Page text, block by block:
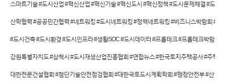
스마트기술 #도시산업 #혁신산업 #혁신기술 #혁신도시 #혁신정책 #도시문제해결 #도시
산학협력 #공공민간협력 #네트워킹 #도시네트워킹 #정책네트워킹 #비즈니스박람회 #
#도시건축 #도시환경 #도시인프라 #생활SOC #도시데이터 #프롭테크 #프롭테크박람회
강원특별자치도 #삼척시 #도시재생산업진흥협회 #연합뉴스 #한국토지주택공사 #주택
대한전문건설협회 #첨단기술안전점검협회 #대한국토도시계획학회 #행정안전부 #산업